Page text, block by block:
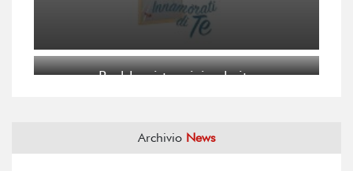
Problemi tecnici sul sito
Archivio News